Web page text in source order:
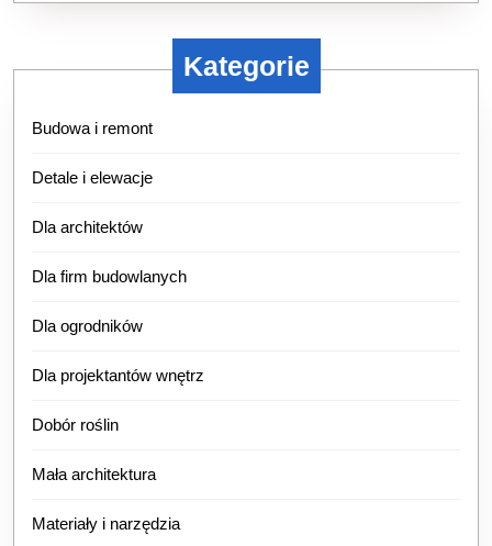
Kategorie
Budowa i remont
Detale i elewacje
Dla architektów
Dla firm budowlanych
Dla ogrodników
Dla projektantów wnętrz
Dobór roślin
Mała architektura
Materiały i narzędzia